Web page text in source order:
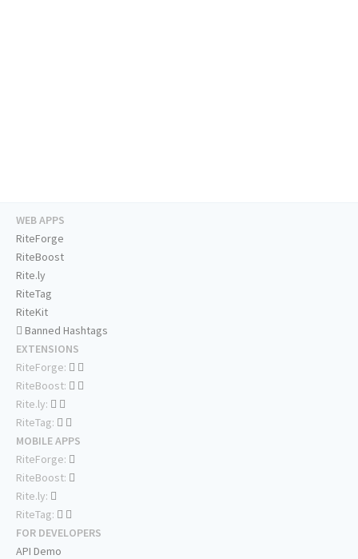
WEB APPS
RiteForge
RiteBoost
Rite.ly
RiteTag
RiteKit
Banned Hashtags
EXTENSIONS
RiteForge:
RiteBoost:
Rite.ly:
RiteTag:
MOBILE APPS
RiteForge:
RiteBoost:
Rite.ly:
RiteTag:
FOR DEVELOPERS
API Demo